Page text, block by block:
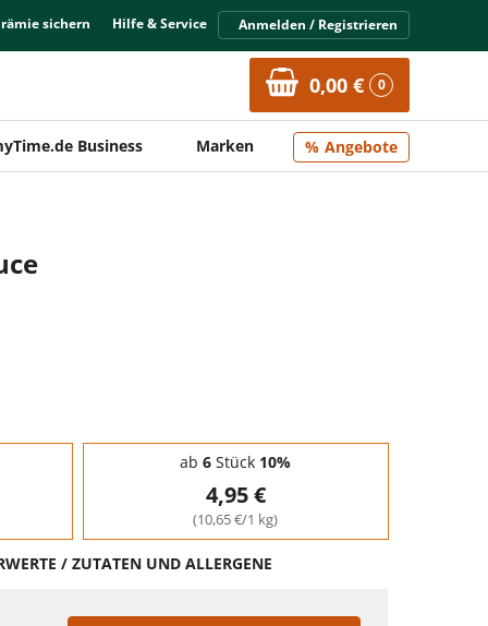
sichern Hilfe & Service Anmelden / Registrieren
0,00 € 0
Business Marken Angebote
ab 6 Stück 10%
4,95 €
(10,65 €/1 kg)
/ ZUTATEN UND ALLERGENE